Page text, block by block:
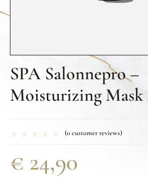
SPA Salonnepro –
Moisturizing Mask
(0customer reviews)
€ 24,90